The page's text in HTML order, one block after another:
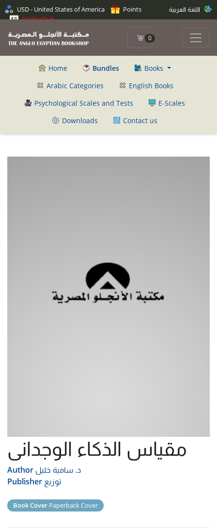
USD - United States of America
Points
Anglo Club
0
Home Bundles
Books
Arabic Categories
English Books
Psychological Scales and Tests
E-Scales
Downloads
Contact us
مقياس الذكاء الوجدانى
Author د. سامية خليل
Publisher توزيع
Book Cover Paperback Cover